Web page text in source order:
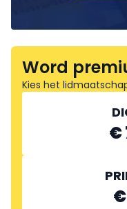
Word
Kies het
€